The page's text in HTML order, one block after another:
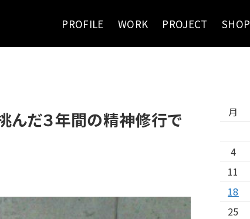
PROFILE WORK PROJECT SHOP
んだ３年間の精神修行で
月
4
11
18
25